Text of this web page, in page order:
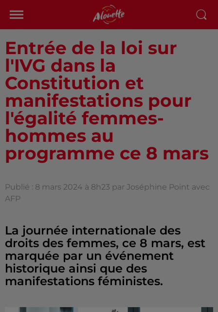
Entrée de la loi sur
l'IVG dans la
Constitution et
manifestations pour
l'égalité femmes-
hommes au
programme ce 8 mars
Publié : 8 mars 2024 à 8h23 par Joséphine Point avec
AFP
La journée internationale des
droits des femmes, ce 8 mars, est
marquée par un événement
historique ainsi que des
manifestations féministes.